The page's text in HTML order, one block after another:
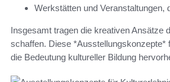
Werkstätten und Veranstaltungen,
Insgesamt tragen die kreativen Ansätze
schaffen. Diese *Ausstellungskonzepte*
die Bedeutung kultureller Bildung